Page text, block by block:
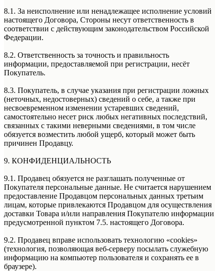
8.1. За неисполнение или ненадлежащее исполнение условий
настоящего Договора, Стороны несут ответственность в
соответствии с действующим законодательством Российской
Федерации.
8.2. Ответственность за точность и правильность
информации, предоставляемой при регистрации, несёт
Покупатель.
8.3. Покупатель, в случае указания при регистрации ложных
(неточных, недостоверных) сведений о себе, а также при
несвоевременном изменении устаревших сведений,
самостоятельно несет риск любых негативных последствий,
связанных с такими неверными сведениями, в том числе
обязуется возместить любой ущерб, который может быть
причинен Продавцу.
9. КОНФИДЕНЦИАЛЬНОСТЬ
9.1. Продавец обязуется не разглашать полученные от
Покупателя персональные данные. Не считается нарушением
предоставление Продавцом персональных данных третьим
лицам, которые привлекаются Продавцом для осуществления
доставки Товара и/или направления Покупателю информации
предусмотренной пунктом 7.5. настоящего Договора.
9.2. Продавец вправе использовать технологию «cookies»
(технология, позволяющая веб-серверу посылать служебную
информацию на компьютер пользователя и сохранять ее в
браузере).